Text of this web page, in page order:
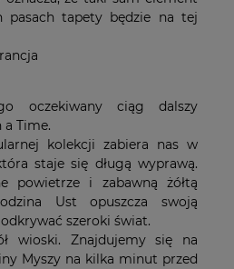
pasach tapety będzie na tej
oczekiwany ciąg dalszy
Time.
kolekcji zabiera nas w
staje się długą wyprawą.
powietrze i zabawną żółtą
Ust opuszcza swoją
szeroki świat.
wioski. Znajdujemy się na
Myszy na kilka minut przed